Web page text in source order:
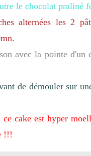
le chocolat praliné
alternées les 2
avec la pointe d'un
de démouler sur
ce cake est hyper
!!!